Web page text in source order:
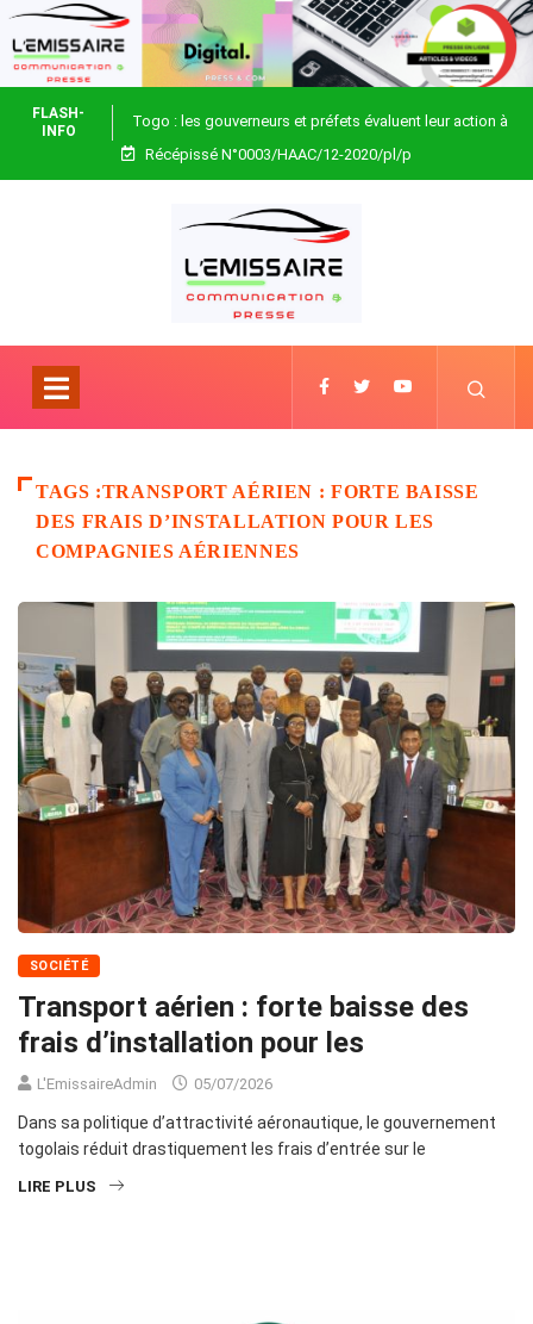
FLASH-
INFO
Togo : les gouverneurs et préfets évaluent leur action à
Blitta
Récépissé N°0003/HAAC/12-2020/pl/p
TAGS :TRANSPORT AÉRIEN : FORTE BAISSE
DES FRAIS D’INSTALLATION POUR LES
COMPAGNIES AÉRIENNES
SOCIÉTÉ
Transport aérien : forte baisse des
frais d’installation pour les
L'EmissaireAdmin 05/07/2026
Dans sa politique d’attractivité aéronautique, le gouvernement
togolais réduit drastiquement les frais d’entrée sur le
LIRE PLUS